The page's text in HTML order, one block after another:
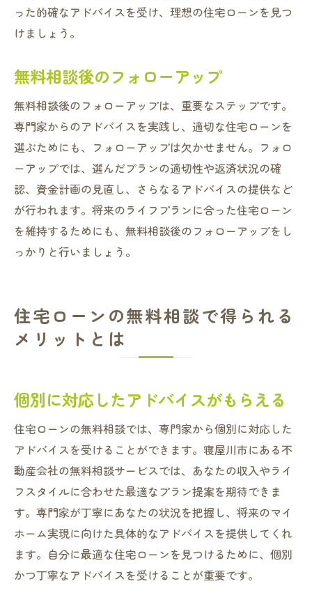
見直しのメリットとは
再融資のタイミングを見極める
相談で得られる具体的なアドバイス
見直しの手続きとその簡便さ
長期的な資金計画の再構築
った的確なアドバイスを受け、理想の住宅ローンを見つ
けましょう。
無料相談後のフォローアップ
無料相談後のフォローアップは、重要なステップです。
専門家からのアドバイスを実践し、適切な住宅ローンを
選ぶためにも、フォローアップは欠かせません。フォロ
ーアップでは、選んだプランの適切性や返済状況の確
認、資金計画の見直し、さらなるアドバイスの提供など
が行われます。将来のライフプランに合った住宅ローン
を維持するためにも、無料相談後のフォローアップをし
っかりと行いましょう。
住宅ローンの無料相談で得られる
メリットとは
個別に対応したアドバイスがもらえる
住宅ローンの無料相談では、専門家から個別に対応した
アドバイスを受けることができます。寝屋川市にある不
動産会社の無料相談サービスでは、あなたの収入やライ
フスタイルに合わせた最適なプラン提案を期待できま
す。専門家が丁寧にあなたの状況を把握し、将来のマイ
ホーム実現に向けた具体的なアドバイスを提供してくれ
ます。自分に最適な住宅ローンを見つけるために、個別
かつ丁寧なアドバイスを受けることが重要です。